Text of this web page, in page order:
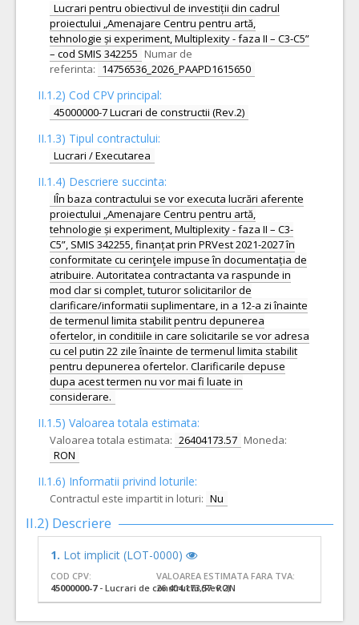
Lucrari pentru obiectivul de investiții din cadrul
proiectului „Amenajare Centru pentru artă,
tehnologie și experiment, Multiplexity - faza II – C3-C5”
– cod SMIS 342255 Numar de
referinta: 14756536_2026_PAAPD1615650
II.1.2) Cod CPV principal:
45000000-7 Lucrari de constructii (Rev.2)
II.1.3) Tipul contractului:
Lucrari / Executarea
II.1.4) Descriere succinta:
IÎn baza contractului se vor executa lucrări aferente
proiectului „Amenajare Centru pentru artă,
tehnologie și experiment, Multiplexity - faza II – C3-
C5”, SMIS 342255, finanțat prin PRVest 2021-2027 în
conformitate cu cerinţele impuse în documentația de
atribuire. Autoritatea contractanta va raspunde in
mod clar si complet, tuturor solicitarilor de
clarificare/informatii suplimentare, in a 12-a zi înainte
de termenul limita stabilit pentru depunerea
ofertelor, in conditiile in care solicitarile se vor adresa
cu cel putin 22 zile înainte de termenul limita stabilit
pentru depunerea ofertelor. Clarificarile depuse
dupa acest termen nu vor mai fi luate in
considerare.
II.1.5) Valoarea totala estimata:
Valoarea totala estimata: 26404173.57 Moneda:
RON
II.1.6) Informatii privind loturile:
Contractul este impartit in loturi: Nu
II.2) Descriere
1. Lot implicit (LOT-0000)
COD CPV:
45000000-7- Lucrari de constructii (Rev.2)
VALOAREA ESTIMATA FARA TVA:
26.404.173,57 RON